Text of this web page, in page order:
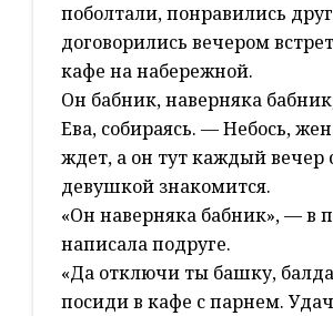
поболтали, понравились
договорились вечером
кафе на набережной.
Он бабник, наверняка
Ева, собираясь. — Небось,
ждет, а он тут каждый вечер
девушкой знакомится.
«Он наверняка бабник», — в
написала подруге.
«Да отключи ты башку,
посиди в кафе с парнем.